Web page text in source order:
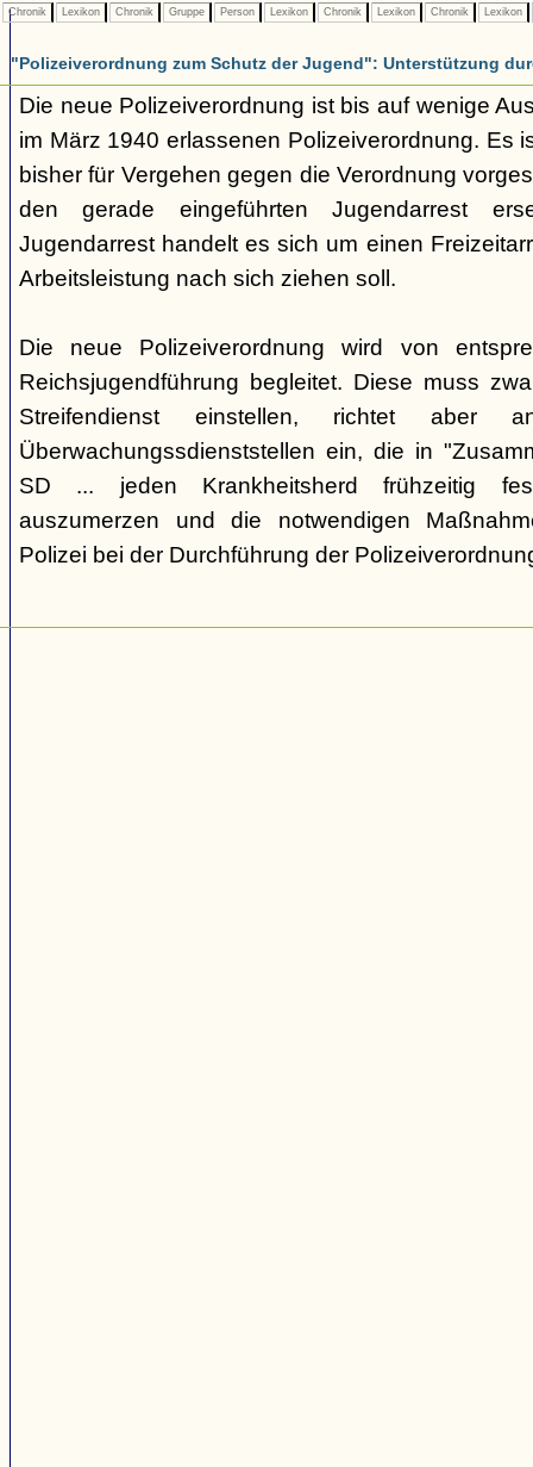
Chronik Lexikon Chronik Gruppe Person Lexikon Chronik Lexikon Chronik Lexikon
"Polizeiverordnung zum Schutz der Jugend": Unterstützung
Die neue Polizeiverordnung ist bis auf wenige
im März 1940 erlassenen Polizeiverordnung. Es
bisher für Vergehen gegen die Verordnung
den gerade eingeführten Jugendarrest
Jugendarrest handelt es sich um einen
Arbeitsleistung nach sich ziehen soll.
Die neue Polizeiverordnung wird von
Reichsjugendführung begleitet. Diese muss
Streifendienst einstellen, richtet aber
Überwachungssdienststellen ein, die in
SD ... jeden Krankheitsherd frühzeitig
auszumerzen und die notwendigen
Polizei bei der Durchführung der